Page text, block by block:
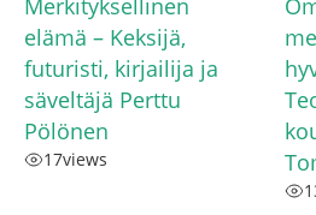
Merkityksellinen
elämä – Keksijä,
futuristi, kirjailija ja
säveltäjä Perttu
Pölönen
17views